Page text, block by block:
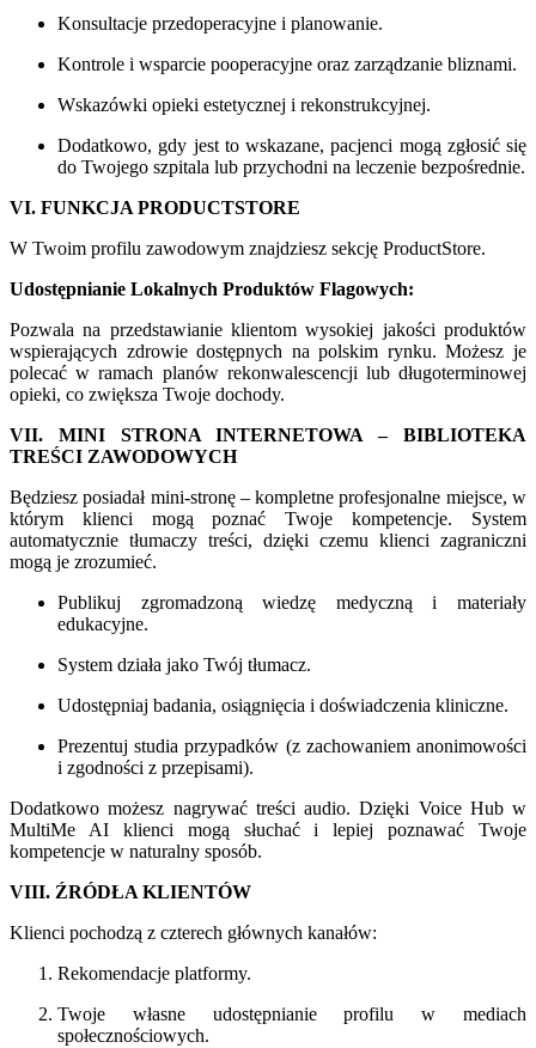
Konsultacje przedoperacyjne i planowanie.
Kontrole i wsparcie pooperacyjne oraz zarządzanie bliznami.
Wskazówki opieki estetycznej i rekonstrukcyjnej.
Dodatkowo, gdy jest to wskazane, pacjenci mogą zgłosić się
do Twojego szpitala lub przychodni na leczenie bezpośrednie.
VI. FUNKCJA PRODUCTSTORE
W Twoim profilu zawodowym znajdziesz sekcję ProductStore.
Udostępnianie Lokalnych Produktów Flagowych:
Pozwala na przedstawianie klientom wysokiej jakości produktów
wspierających zdrowie dostępnych na polskim rynku. Możesz je
polecać w ramach planów rekonwalescencji lub długoterminowej
opieki, co zwiększa Twoje dochody.
VII. MINI STRONA INTERNETOWA – BIBLIOTEKA
TREŚCI ZAWODOWYCH
Będziesz posiadał mini-stronę – kompletne profesjonalne miejsce, w
którym klienci mogą poznać Twoje kompetencje. System
automatycznie tłumaczy treści, dzięki czemu klienci zagraniczni
mogą je zrozumieć.
Publikuj zgromadzoną wiedzę medyczną i materiały
edukacyjne.
System działa jako Twój tłumacz.
Udostępniaj badania, osiągnięcia i doświadczenia kliniczne.
Prezentuj studia przypadków (z zachowaniem anonimowości
i zgodności z przepisami).
Dodatkowo możesz nagrywać treści audio. Dzięki Voice Hub w
MultiMe AI klienci mogą słuchać i lepiej poznawać Twoje
kompetencje w naturalny sposób.
VIII. ŹRÓDŁA KLIENTÓW
Klienci pochodzą z czterech głównych kanałów:
Rekomendacje platformy.
Twoje własne udostępnianie profilu w mediach
społecznościowych.